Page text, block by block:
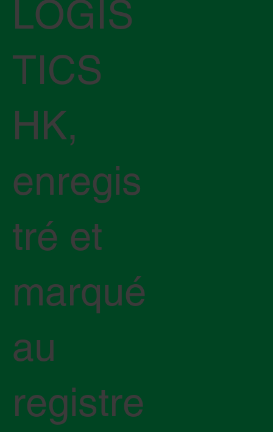
LOGIS
TICS
HK,
enregis
tré et
marqué
au
registre